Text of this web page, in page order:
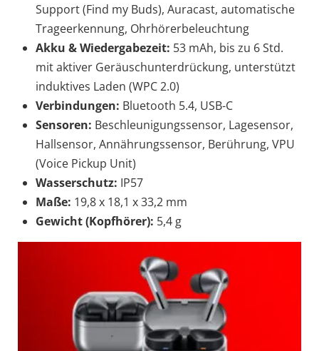
Support (Find my Buds), Auracast, automatische
Trageerkennung, Ohrhörerbeleuchtung
Akku & Wiedergabezeit: 53 mAh, bis zu 6 Std.
mit aktiver Geräuschunterdrückung, unterstützt
induktives Laden (WPC 2.0)
Verbindungen: Bluetooth 5.4, USB-C
Sensoren: Beschleunigungssensor, Lagesensor,
Hallsensor, Annährungssensor, Berührung, VPU
(Voice Pickup Unit)
Wasserschutz: IP57
Maße: 19,8 x 18,1 x 33,2 mm
Gewicht (Kopfhörer): 5,4 g